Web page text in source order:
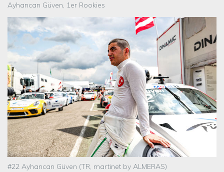
Ayhancan Güven, 1er Rookies
#22 Ayhancan Güven (TR, martinet by ALMERAS)